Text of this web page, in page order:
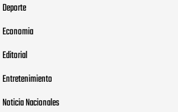
Deporte
Economia
Editorial
Entretenimiento
Noticia Nacionales